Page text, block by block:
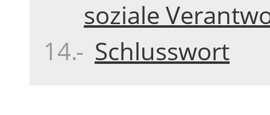
soziale
Schlusswort